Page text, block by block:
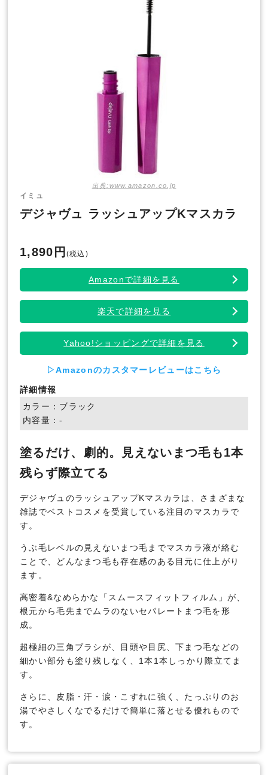
出典:www.amazon.co.jp
イミュ
デジャヴュ ラッシュアップKマスカラ
1,890円 (税込)
Amazonで詳細を見る
楽天で詳細を見る
Yahoo!ショッピングで詳細を見る
▷Amazonのカスタマーレビューはこちら
詳細情報
カラー：ブラック
内容量：-
塗るだけ、劇的。見えないまつ毛も1本
残らず際立てる
デジャヴュのラッシュアップKマスカラは、さまざまな
雑誌でベストコスメを受賞している注目のマスカラで
す。
うぶ毛レベルの見えないまつ毛までマスカラ液が絡む
ことで、どんなまつ毛も存在感のある目元に仕上がり
ます。
高密着&なめらかな「スムースフィットフィルム」が、
根元から毛先までムラのないセパレートまつ毛を形
成。
超極細の三角ブラシが、目頭や目尻、下まつ毛などの
細かい部分も塗り残しなく、1本1本しっかり際立てま
す。
さらに、皮脂・汗・涙・こすれに強く、たっぷりのお
湯でやさしくなでるだけで簡単に落とせる優れもので
す。